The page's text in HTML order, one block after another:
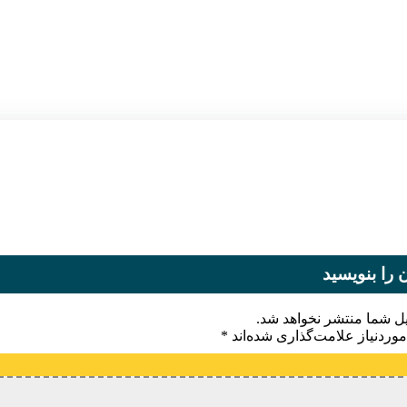
را بنویسید
شما منتشر نخواهد شد.
علامت‌گذاری شده‌اند *